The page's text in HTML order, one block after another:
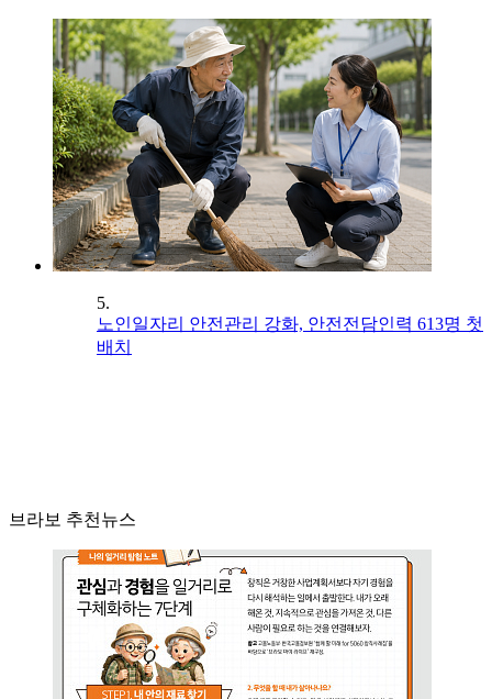
5.
노인일자리 안전관리 강화, 안전전담인력 613명 첫
배치
브라보 추천뉴스